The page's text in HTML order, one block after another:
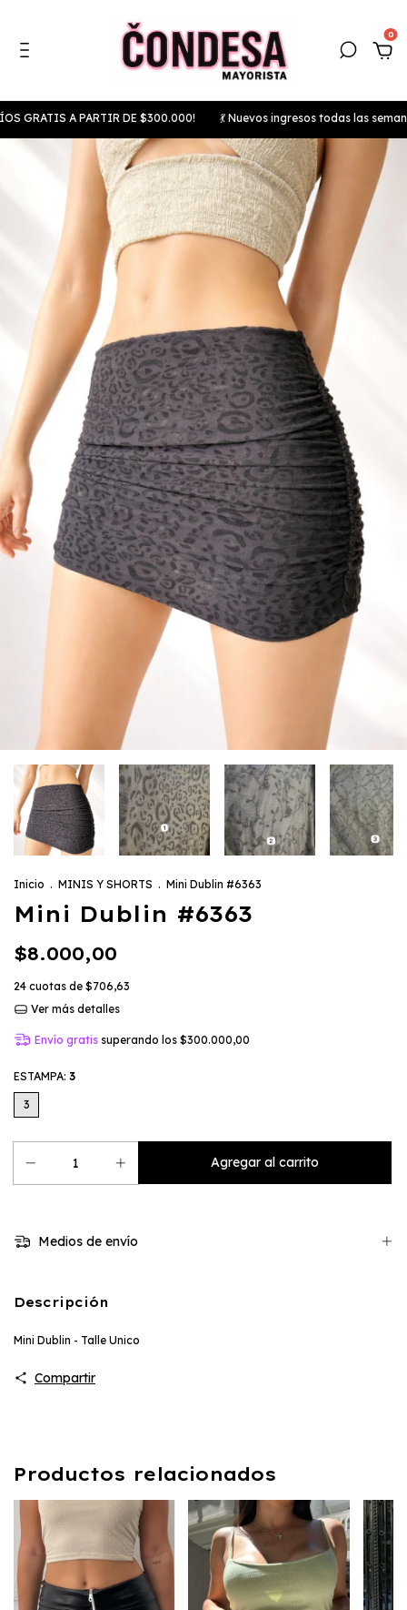
0
A PARTIR DE $300.000! 💃 Nuevos ingresos todas las semanas
Inicio . MINIS Y SHORTS . Mini Dublin #6363
Mini Dublin #6363
$8.000,00
24 cuotas de $706,63
Ver más detalles
Envío gratis superando los $300.000,00
ESTAMPA: 3
3
Medios de envío
Descripción
Mini Dublin - Talle Unico
Compartir
Productos relacionados